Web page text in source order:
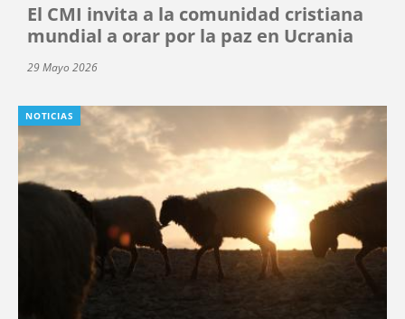
El CMI invita a la comunidad cristiana
mundial a orar por la paz en Ucrania
29 Mayo 2026
NOTICIAS